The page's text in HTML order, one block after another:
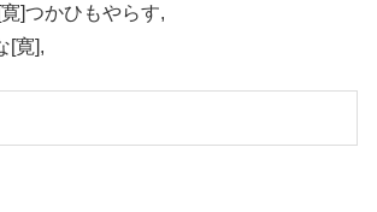
]つかひもやらす,
[寛],